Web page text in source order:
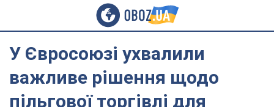
У Євросоюзі ухвалили
важливе рішення щодо
пільгової торгівлі для